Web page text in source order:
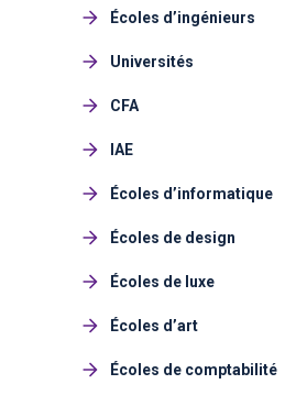
Écoles d’ingénieurs
Universités
CFA
IAE
Écoles d’informatique
Écoles de design
Écoles de luxe
Écoles d’art
Écoles de comptabilité